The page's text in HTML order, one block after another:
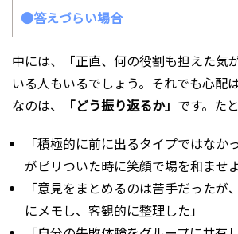
●答えづらい場合
中には、「正直、何の役割も担えた気
いる人もいるでしょう。それでも心配
なのは、
「どう振り返るか」 です。た
「積極的に前に出るタイプではなか
がピリついた時に笑顔で場を和ませ
「意見をまとめるのは苦手だったが
にメモし、客観的に整理した」